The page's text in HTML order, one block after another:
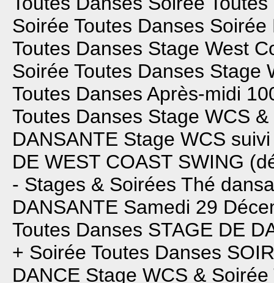
Soirée Toutes Danses Soirée
Toutes Danses Stage West
Soirée Toutes Danses Stage
Toutes Danses Après-midi
Toutes Danses Stage WCS
DANSANTE Stage WCS
DE WEST COAST SWING
- Stages & Soirées Thé
DANSANTE Samedi 29
Toutes Danses STAGE DE
+ Soirée Toutes Danses
DANCE Stage WCS &